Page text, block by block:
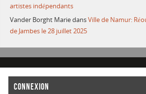
artistes indépendants
Vander Borght MariedansVille de Namur:
de Jambes le 28 juillet 2025
CONNEXION